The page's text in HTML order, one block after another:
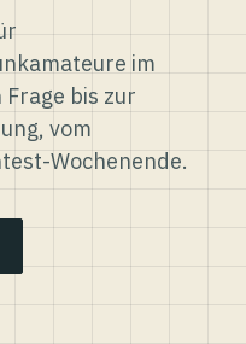
im
bis zur
vom
Wochenende.